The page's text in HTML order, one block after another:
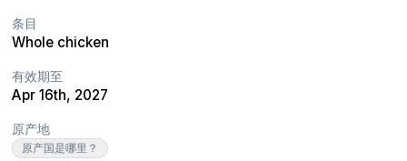
条目
Whole chicken
有效期至
Apr 16th, 2027
原产地
原产国是哪里？